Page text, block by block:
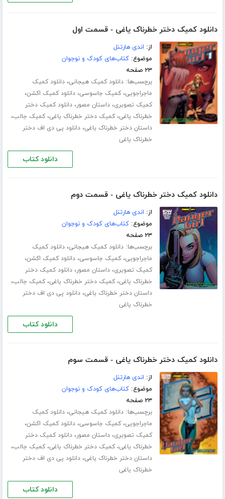
دانلود کمیک دختر خطرناک یاغی - قسمت اول
از: اندی هارتنل
موضوع:کتاب‌های کودک و نوجوان
۲۳ صفحه
برچسب‌ها:دانلود کمیک هیجانی،دانلود کمیک
ماجراجویی،کمیک جاسوسی،دانلود کمیک اکشن،
کمیک تصویری،داستان مصور،دانلود کمیک دختر
خطرناک یاغی،کمیک دختر خطرناک یاغی،کمیک جالب،
داستان دختر خطرناک یاغی،دانلود پی دی اف دختر
خطرناک یاغی
دانلود کتاب
دانلود کمیک دختر خطرناک یاغی - قسمت دوم
از: اندی هارتنل
موضوع:کتاب‌های کودک و نوجوان
۲۳ صفحه
برچسب‌ها:دانلود کمیک هیجانی،دانلود کمیک
ماجراجویی،کمیک جاسوسی،دانلود کمیک اکشن،
کمیک تصویری،داستان مصور،دانلود کمیک دختر
خطرناک یاغی،کمیک دختر خطرناک یاغی،کمیک جالب،
داستان دختر خطرناک یاغی،دانلود پی دی اف دختر
خطرناک یاغی
دانلود کتاب
دانلود کمیک دختر خطرناک یاغی - قسمت سوم
از: اندی هارتنل
موضوع:کتاب‌های کودک و نوجوان
۲۳ صفحه
برچسب‌ها:دانلود کمیک هیجانی،دانلود کمیک
ماجراجویی،کمیک جاسوسی،دانلود کمیک اکشن،
کمیک تصویری،داستان مصور،دانلود کمیک دختر
خطرناک یاغی،کمیک دختر خطرناک یاغی،کمیک جالب،
داستان دختر خطرناک یاغی،دانلود پی دی اف دختر
خطرناک یاغی
دانلود کتاب